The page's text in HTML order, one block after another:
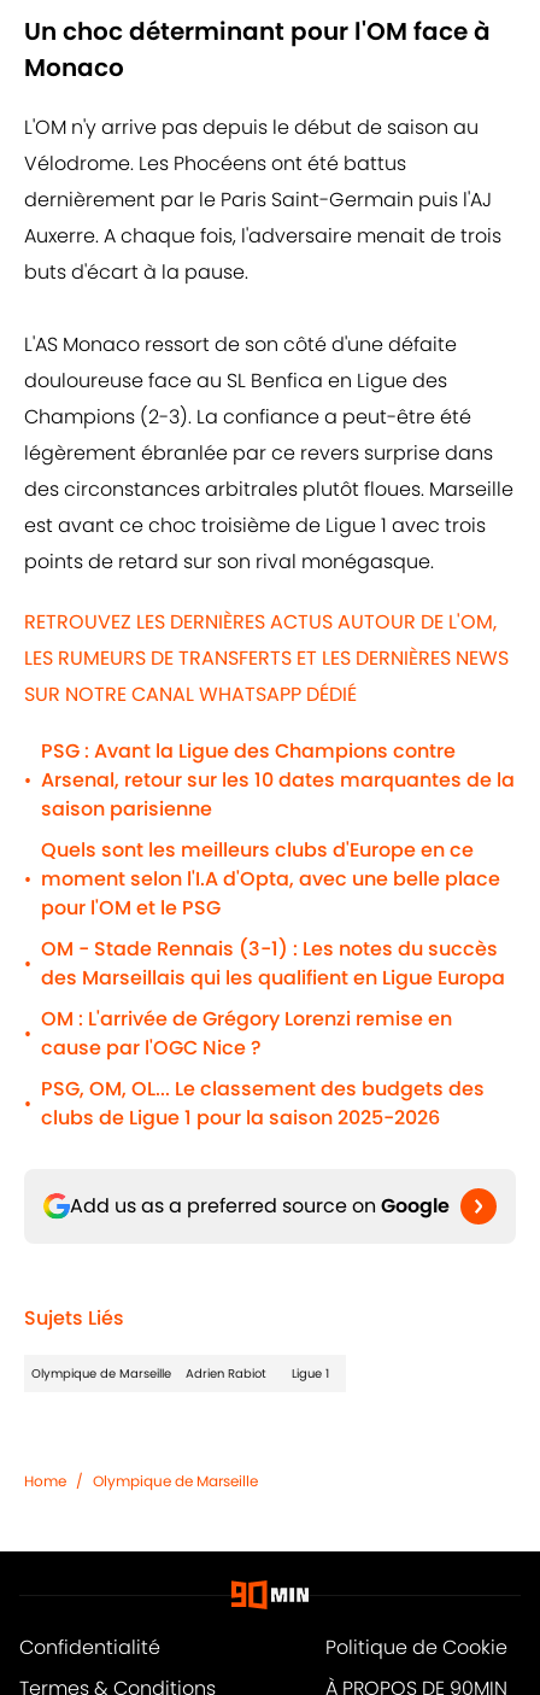
Un choc déterminant pour l'OM face à
Monaco
L'OM n'y arrive pas depuis le début de saison au
Vélodrome. Les Phocéens ont été battus
dernièrement par le Paris Saint-Germain puis l'AJ
Auxerre. A chaque fois, l'adversaire menait de trois
buts d'écart à la pause.
L'AS Monaco ressort de son côté d'une défaite
douloureuse face au SL Benfica en Ligue des
Champions (2-3). La confiance a peut-être été
légèrement ébranlée par ce revers surprise dans
des circonstances arbitrales plutôt floues. Marseille
est avant ce choc troisième de Ligue 1 avec trois
points de retard sur son rival monégasque.
RETROUVEZ LES DERNIÈRES ACTUS AUTOUR DE L'OM,
LES RUMEURS DE TRANSFERTS ET LES DERNIÈRES NEWS
SUR NOTRE CANAL WHATSAPP DÉDIÉ
•
PSG : Avant la Ligue des Champions contre
Arsenal, retour sur les 10 dates marquantes de la
saison parisienne
•
Quels sont les meilleurs clubs d'Europe en ce
moment selon l'I.A d'Opta, avec une belle place
pour l'OM et le PSG
•
OM - Stade Rennais (3-1) : Les notes du succès
des Marseillais qui les qualifient en Ligue Europa
•
OM : L'arrivée de Grégory Lorenzi remise en
cause par l'OGC Nice ?
•
PSG, OM, OL... Le classement des budgets des
clubs de Ligue 1 pour la saison 2025-2026
Add us as a preferred source on Google
Sujets Liés
Olympique de Marseille Adrien Rabiot Ligue 1
Home / Olympique de Marseille
Confidentialité
Politique de Cookie
Termes & Conditions
À PROPOS DE 90MIN